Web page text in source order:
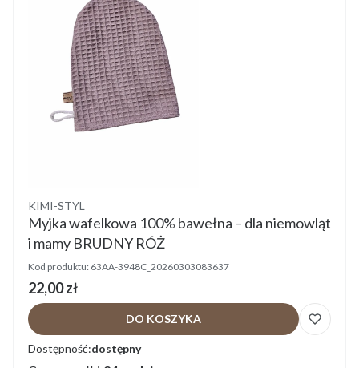
Producent
KIMI-STYL
Myjka wafelkowa 100% bawełna – dla niemowląt
i mamy BRUDNY RÓŻ
Kod produktu: 63AA-3948C_20260303083637
Cena
22,00 zł
DO KOSZYKA
Dostępność:dostępny